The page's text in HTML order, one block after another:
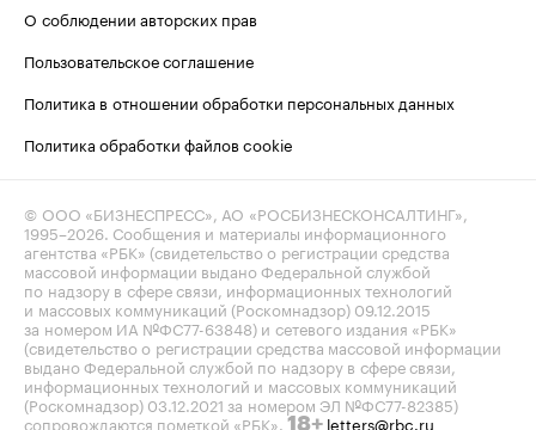
О соблюдении авторских прав
Пользовательское соглашение
Политика в отношении обработки персональных данных
Политика обработки файлов cookie
© ООО «БИЗНЕСПРЕСС», АО «РОСБИЗНЕСКОНСАЛТИНГ»,
1995–2026. Сообщения и материалы информационного
агентства «РБК» (свидетельство о регистрации средства
массовой информации выдано Федеральной службой
по надзору в сфере связи, информационных технологий
и массовых коммуникаций (Роскомнадзор) 09.12.2015
за номером ИА №ФС77-63848) и сетевого издания «РБК»
(свидетельство о регистрации средства массовой информации
выдано Федеральной службой по надзору в сфере связи,
информационных технологий и массовых коммуникаций
(Роскомнадзор) 03.12.2021 за номером ЭЛ №ФС77-82385)
сопровождаются пометкой «РБК». 18+ letters@rbc.ru